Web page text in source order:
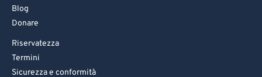
Blog
Donare
Riservatezza
Termini
Sicurezza e conformità